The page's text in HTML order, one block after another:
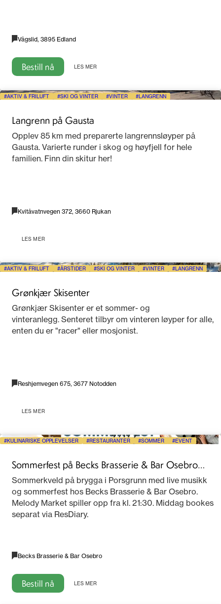
Vågslid, 3895 Edland
Bestill nå LES MER
AKTIV & FRILUFT SKI OG VINTER VINTER LANGRENN
Langrenn på Gausta
Opplev 85 km med preparerte langrennsløyper på
Gausta. Varierte runder i skog og høyfjell for hele
familien. Finn din skitur her!
Kvitåvatnvegen 372, 3660 Rjukan
LES MER
AKTIV & FRILUFT ÅRSTIDER SKI OG VINTER VINTER LANGRENN
Grønkjær Skisenter
Grønkjær Skisenter er et sommer- og
vinteranlegg. Senteret tilbyr om vinteren løyper for alle,
enten du er "racer" eller mosjonist.
Reshjemvegen 675, 3677 Notodden
LES MER
KULINARISKE OPPLEVELSER RESTAURANTER SOMMER EVENT
Sommerfest på Becks Brasserie & Bar Osebro
2026
Sommerkveld på brygga i Porsgrunn med live musikk
og sommerfest hos Becks Brasserie & Bar Osebro.
Melody Market spiller opp fra kl. 21:30. Middag bookes
separat via ResDiary.
Becks Brasserie & Bar Osebro
Bestill nå LES MER